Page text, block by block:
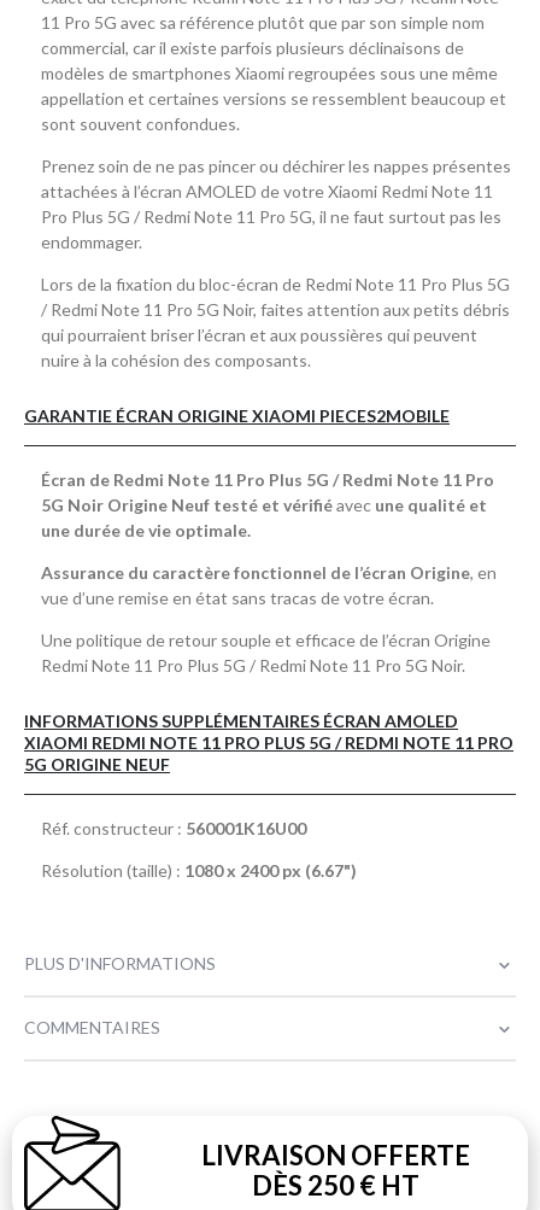
11 Pro 5G avec sa référence plutôt que par son simple nom
commercial, car il existe parfois plusieurs déclinaisons de
modèles de smartphones Xiaomi regroupées sous une même
appellation et certaines versions se ressemblent beaucoup et
sont souvent confondues.
Prenez soin de ne pas pincer ou déchirer les nappes présentes
attachées à l’écran AMOLED de votre Xiaomi Redmi Note 11
Pro Plus 5G / Redmi Note 11 Pro 5G, il ne faut surtout pas les
endommager.
Lors de la fixation du bloc-écran de Redmi Note 11 Pro Plus 5G
/ Redmi Note 11 Pro 5G Noir, faites attention aux petits débris
qui pourraient briser l’écran et aux poussières qui peuvent
nuire à la cohésion des composants.
GARANTIE ÉCRAN ORIGINE XIAOMI PIECES2MOBILE
Écran de Redmi Note 11 Pro Plus 5G / Redmi Note 11 Pro
5G Noir Origine Neuf testé et vérifiéavec une qualité et
une durée de vie optimale.
Assurance du caractère fonctionnel de l’écran Origine, en
vue d’une remise en état sans tracas de votre écran.
Une politique de retour souple et efficace de l’écran Origine
Redmi Note 11 Pro Plus 5G / Redmi Note 11 Pro 5G Noir.
INFORMATIONS SUPPLÉMENTAIRES ÉCRAN AMOLED
XIAOMI REDMI NOTE 11 PRO PLUS 5G / REDMI NOTE 11 PRO
5G ORIGINE NEUF
Réf. constructeur : 560001K16U00
Résolution (taille) : 1080 x 2400 px (6.67")
PLUS D'INFORMATIONS
COMMENTAIRES
LIVRAISON OFFERTE
DÈS 250 € HT